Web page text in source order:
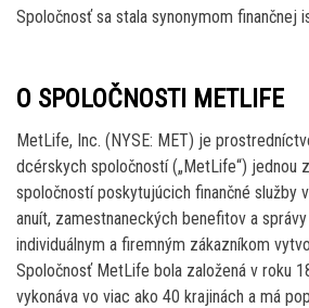
Spoločnosť sa stala synonymom finančnej
O SPOLOČNOSTI METLIFE
MetLife, Inc. (NYSE: MET) je
dcérskych spoločností („MetLife“) jednou
spoločností poskytujúcich finančné služby
anuít, zamestnaneckých benefitov a
individuálnym a firemným zákazníkom
Spoločnosť MetLife bola založená v roku
vykonáva vo viac ako 40 krajinách a má